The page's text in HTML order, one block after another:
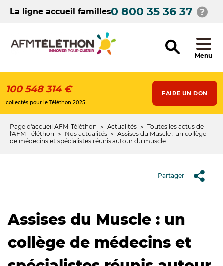
contenuLa ligne accueil familles0 800 35 36 37
Menu
100 548 314 €
collectés pour le Téléthon 2025
FAIRE UN DON
Fil
d'Ariane
Page d'accueil AFM-Téléthon Actualités
Toutes les actus de
l'AFM-Téléthon
Nos actualités
Assises du Muscle : un collège
de médecins et spécialistes réunis autour du muscle
Partager
Assises du Muscle : un
collège de médecins et